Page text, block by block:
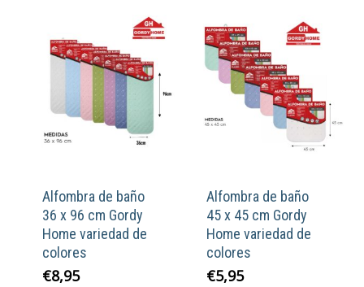
Alfombra de baño
36 x 96 cm Gordy
Home variedad de
colores
€8,95
Alfombra de baño
45 x 45 cm Gordy
Home variedad de
colores
€5,95